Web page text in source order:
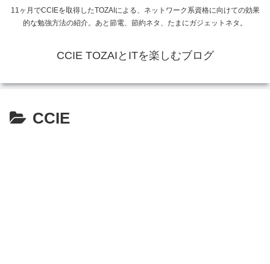
11ヶ月でCCIEを取得したTOZAIによる、ネットワーク系資格に向けての効果
的な勉強方法の紹介。あと節電、節約ネタ、たまにガジェットネタ。
CCIE TOZAIとITを楽しむブログ
CCIE